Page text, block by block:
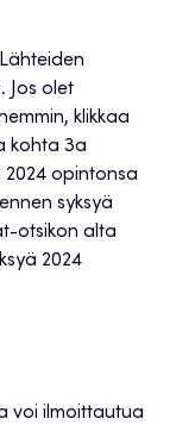
Jos olet
klikkaa
kohta 3a
2024 opintonsa
syksyä
otsikon alta
2024
voi ilmoittautua